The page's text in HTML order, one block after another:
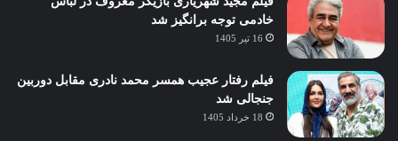
خادمی توجه برانگیز شد
16 تیر 1405
فیلم رفتار عجیب همسر محمد نادری مقابل دوربین
جنجالی شد
18 خرداد 1405